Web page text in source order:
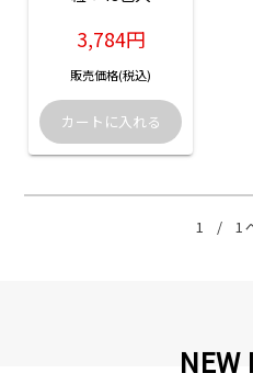
3,784円
販売価格(税込)
1 / 1
NEW